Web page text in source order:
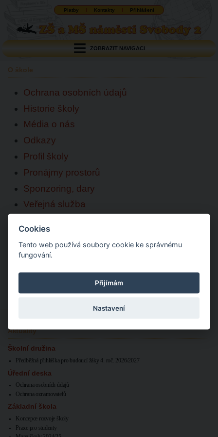
Platby Kontakty Přihlášení
ZOBRAZIT NAVIGACI
O škole
Ochrana osobních údajů
Historie školy
Média o nás
Odkazy
Profil školy
Pronájmy prostorů
Sponzoring, dary
Veřejná služba
Základní škola
Aktuality
Školní družina
Předběžná přihláška pro budoucí žáky 4. roč. 2026/2027
Úřední deska
Ochrana osobních údajů
Ochrana oznamovatelů
Základní škola
Koncepce rozvoje školy
Praxe pro studenty
Cookies
Tento web používá soubory cookie ke správnému
fungování.
Přijímám
Nastavení